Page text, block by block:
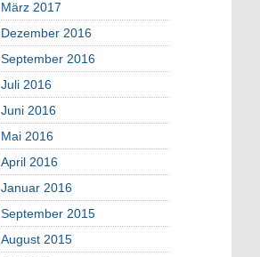
März 2017
Dezember 2016
September 2016
Juli 2016
Juni 2016
Mai 2016
April 2016
Januar 2016
September 2015
August 2015